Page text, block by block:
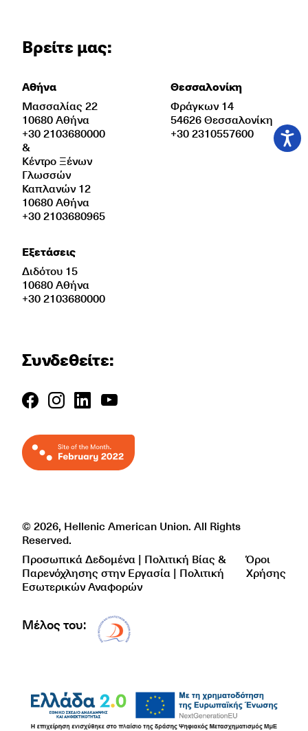
Βρείτε μας:
Αθήνα
Μασσαλίας 22
10680 Αθήνα
+30 2103680000
&
Κέντρο Ξένων
Γλωσσών
Καπλανών 12
10680 Αθήνα
+30 2103680965
Εξετάσεις
Διδότου 15
10680 Αθήνα
+30 2103680000
Θεσσαλονίκη
Φράγκων 14
54626 Θεσσαλονίκη
+30 2310557600
Συνδεθείτε:
© 2026, Hellenic American Union. All Rights
Reserved.
Προσωπικά Δεδομένα | Πολιτική Βίας &
Παρενόχλησης στην Εργασία | Πολιτική
Εσωτερικών Αναφορών
Όροι
Χρήσης
Μέλος του: